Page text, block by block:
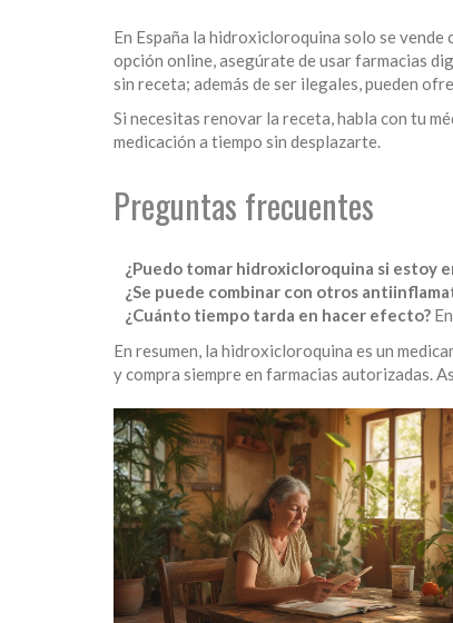
En España la hidroxicloroquina solo se vende
opción online, asegúrate de usar farmacias
sin receta; además de ser ilegales, pueden
Si necesitas renovar la receta, habla con tu
medicación a tiempo sin desplazarte.
Preguntas frecuentes
¿Puedo tomar hidroxicloroquina si estoy
¿Se puede combinar con otros
¿Cuánto tiempo tarda en hacer efecto?
En resumen, la hidroxicloroquina es un
y compra siempre en farmacias autorizadas.